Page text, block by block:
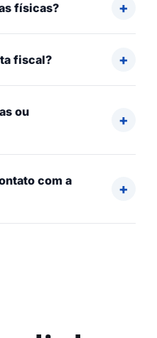
físicas?
fiscal?
ou
com a